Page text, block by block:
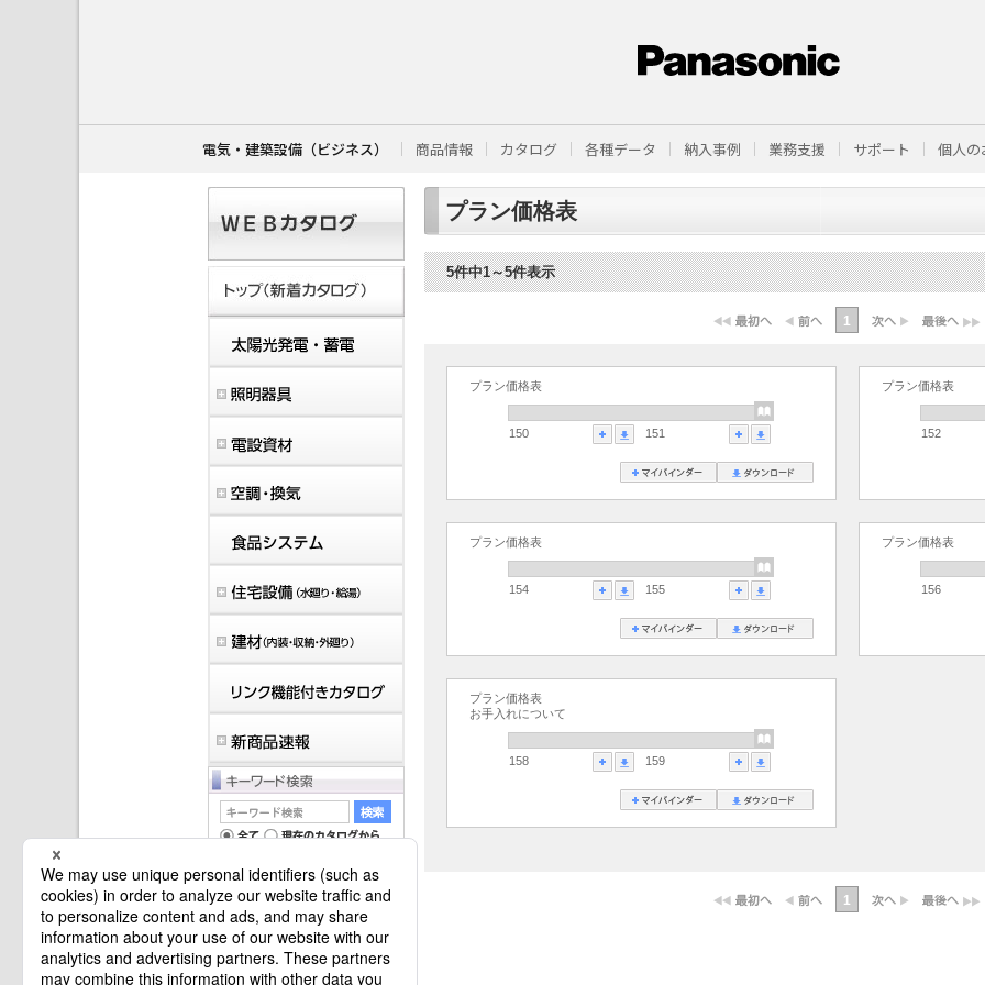
電気・建築設備（ビジネス） 商品情報 カタログ 各種データ 納入事例 業務支援 サポート 個人の
プラン価格表
5件中1～5件表示
1
プラン価格表
150 151
プラン価格表
152
プラン価格表
154 155
プラン価格表
156
プラン価格表
お手入れについて
158 159
1
マイバインダーは空です。